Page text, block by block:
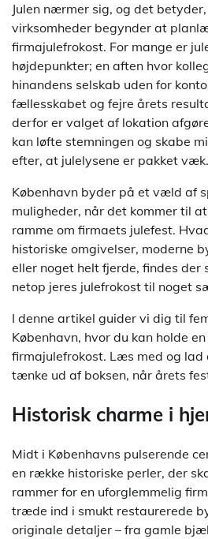
Julen nærmer sig, og det
virksomheder begynder at
firmajulefrokost. For mange er
højdepunkter; en aften hvor
hinandens selskab uden for
fællesskabet og fejre årets
derfor er valget af lokation
kan løfte stemningen og skabe
efter, at julelysene er pakket væk.
København byder på et væld af
muligheder, når det kommer til
ramme om firmaets julefest.
historiske omgivelser, moderne
eller noget helt fjerde, findes der
netop jeres julefrokost til noget
I denne artikel guider vi dig til
København, hvor du kan holde
firmajulefrokost. Læs med og
tænke ud af boksen, når årets
Historisk charme i
Midt i Københavns pulserende
en række historiske perler, der
rammer for en uforglemmelig
træde ind i smukt restaurerede
originale detaljer – fra gamle